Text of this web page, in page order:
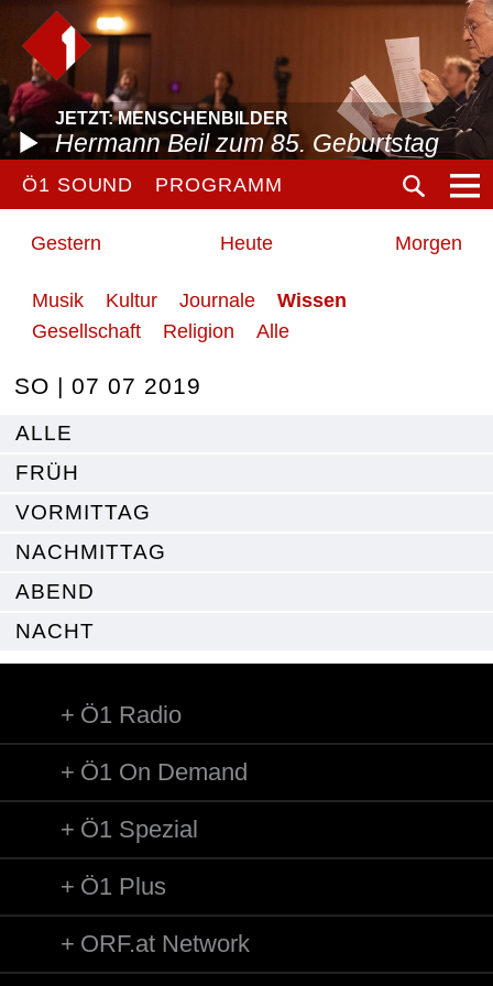
JETZT: MENSCHENBILDER
Hermann Beil zum 85. Geburtstag
Ö1 SOUND PROGRAMM
Gestern Heute Morgen
Musik Kultur Journale
Wissen
Gesellschaft
Religion Alle
SO | 07 07 2019
ALLE
FRÜH
VORMITTAG
NACHMITTAG
ABEND
NACHT
Ö1 Radio
Ö1 On Demand
Ö1 Spezial
Ö1 Plus
ORF.at Network